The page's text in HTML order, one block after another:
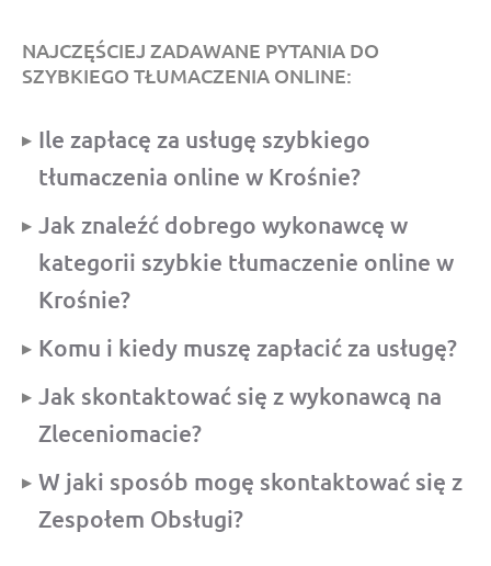
NAJCZĘŚCIEJ ZADAWANE PYTANIA DO
SZYBKIEGO TŁUMACZENIA ONLINE:
Ile zapłacę za usługę szybkiego
tłumaczenia online w Krośnie?
Jak znaleźć dobrego wykonawcę w
kategorii szybkie tłumaczenie online w
Krośnie?
Komu i kiedy muszę zapłacić za usługę?
Jak skontaktować się z wykonawcą na
Zleceniomacie?
W jaki sposób mogę skontaktować się z
Zespołem Obsługi?